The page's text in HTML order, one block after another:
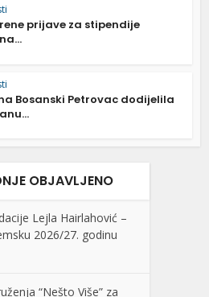
prijave za stipendije
Bosanski Petrovac dodijelila
OBJAVLJENO
Lejla Hairlahović –
2026/27. godinu
“Nešto Više” za